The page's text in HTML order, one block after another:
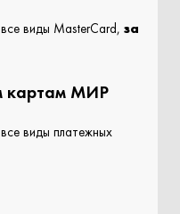
виды MasterCard, за
картам МИР
виды платежных